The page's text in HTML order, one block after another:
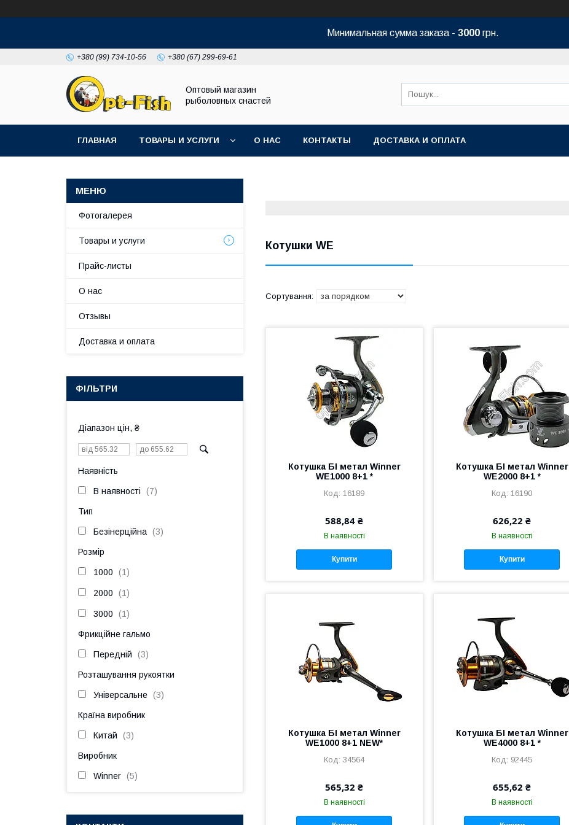
Минимальная сумма заказа - 3000 грн.
+380 (99) 734-10-56 +380 (67) 299-69-61
Оптовый магазин
рыболовных снастей
ГЛАВНАЯ ТОВАРЫ И УСЛУГИ О НАС КОНТАКТЫ ДОСТАВКА И ОПЛАТА
Котушки WE
Котушка БІ метал Winner
WE1000 8+1 *
16189
588,84 ₴
В наявності
Купити
Котушка БІ метал Winner
WE2000 8+1 *
16190
626,22 ₴
В наявності
Купити
Котушка БІ метал Winner
WE1000 8+1 NEW*
34564
565,32 ₴
В наявності
Котушка БІ метал Winner
WE4000 8+1 *
92445
655,62 ₴
В наявності
Фотогалерея
Товары и услуги
Прайс-листы
О нас
Отзывы
Доставка и оплата
ФІЛЬТРИ
Діапазон цін, ₴
Наявність
В наявності 7
Тип
Безінерційна 3
Розмір
1000 1
2000 1
3000 1
Фрикційне гальмо
Передній 3
Розташування рукоятки
Універсальне 3
Країна виробник
Китай 3
Виробник
Winner 5